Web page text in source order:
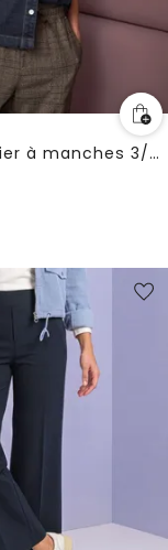
Chemisier à manches 3/4 avec patte de boutonnage